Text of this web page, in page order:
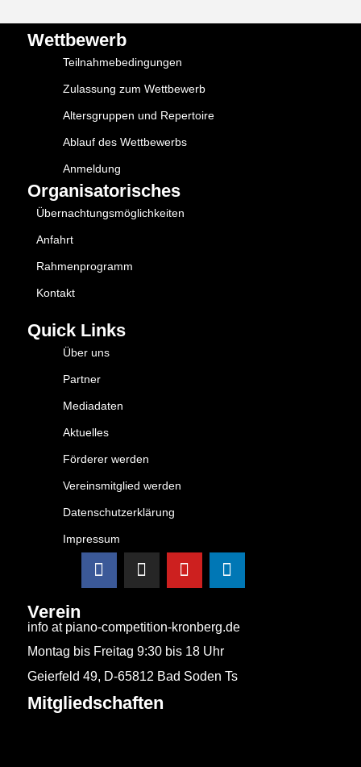
Wettbewerb
Teilnahmebedingungen
Zulassung zum Wettbewerb
Altersgruppen und Repertoire
Ablauf des Wettbewerbs
Anmeldung
Organisatorisches
Übernachtungsmöglichkeiten
Anfahrt
Rahmenprogramm
Kontakt
Quick Links
Über uns
Partner
Mediadaten
Aktuelles
Förderer werden
Vereinsmitglied werden
Datenschutzerklärung
Impressum
Verein
info at piano-competition-kronberg.de
Montag bis Freitag 9:30 bis 18 Uhr
Geierfeld 49, D-65812 Bad Soden Ts
Mitgliedschaften